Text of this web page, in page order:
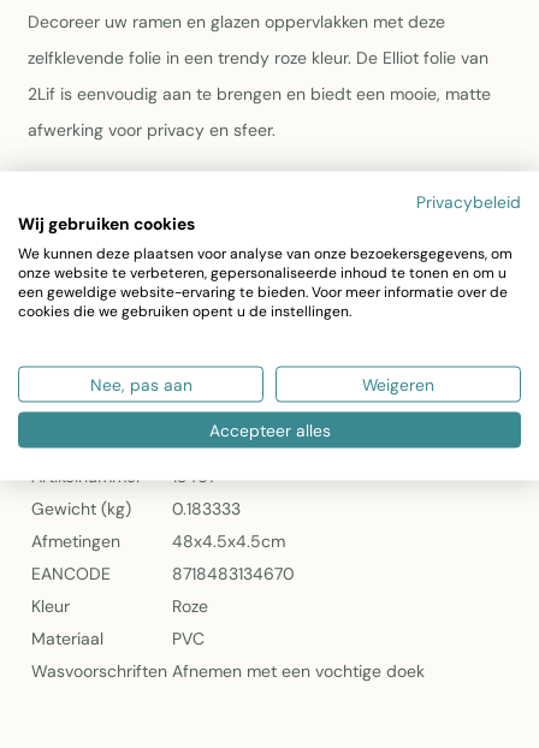
Decoreer uw ramen en glazen oppervlakken met deze
zelfklevende folie in een trendy roze kleur. De Elliot folie van
2Lif is eenvoudig aan te brengen en biedt een mooie, matte
afwerking voor privacy en sfeer.
Kleur: Roze
Materiaal: PVC
Zelfklevend en herbruikbaar
Gemakkelijk af te nemen met een vochtige doek
2Lif Elliot Zelfklevende Folie Mini Rol Roze
Specificaties
Artikelnummer
13467
Gewicht (kg)
0.183333
Afmetingen
48x4.5x4.5cm
EANCODE
8718483134670
Kleur
Roze
Materiaal
PVC
Wasvoorschriften Afnemen met een vochtige doek
Privacybeleid
Wij gebruiken cookies
We kunnen deze plaatsen voor analyse van onze bezoekersgegevens, om
onze website te verbeteren, gepersonaliseerde inhoud te tonen en om u
een geweldige website-ervaring te bieden. Voor meer informatie over de
cookies die we gebruiken opent u de instellingen.
Nee, pas aan Weigeren
Accepteer alles